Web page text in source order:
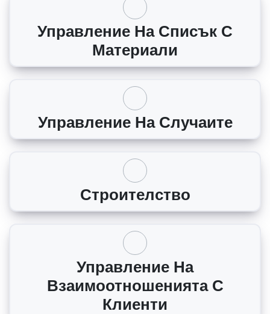
Управление На Списък С
Материали
Управление На Случаите
Строителство
Управление На
Взаимоотношенията С
Клиенти